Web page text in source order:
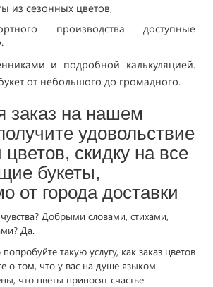
из сезонных цветов,
производства доступные
и подробной калькуляцией.
от небольшого до громадного.
на нашем
удовольствие
цветов, скидку на все
букеты,
от города доставки
Добрыми словами, стихами,
Да.
такую услугу, как заказ цветов
о том, что у вас на душе языком
что цветы приносят счастье.